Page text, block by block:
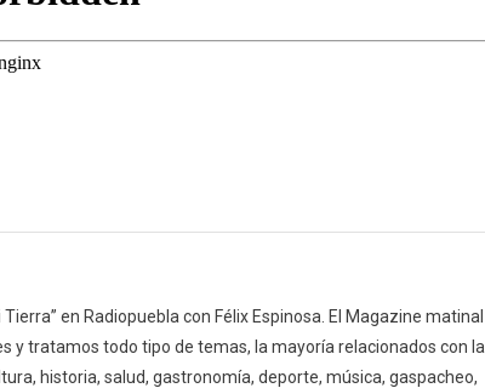
en Radiopuebla con Félix Espinosa. El Magazine matinal
y tratamos todo tipo de temas, la mayoría relacionados con la
historia, salud, gastronomía, deporte, música, gaspacheo,